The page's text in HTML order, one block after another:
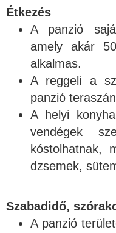
Étkezés
A panzió
amely akár
alkalmas.
A reggeli a
panzió
A helyi
vendégek
kóstolhatnak,
dzsemek,
Szabadidő,
A panzió